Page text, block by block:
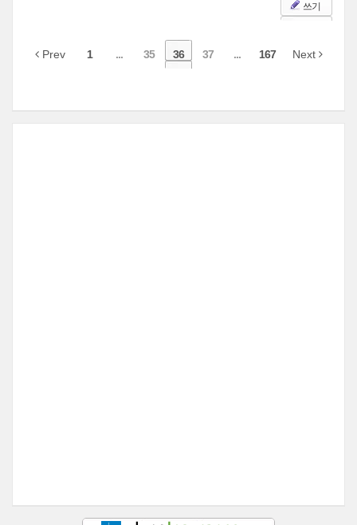
쓰기
Prev 1 ... 35 36 37 ... 167 Next